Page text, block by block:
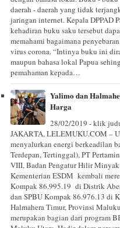
daerah - daerah yang tidak
jaringan internet. Kepala DPPAD
kehadiran buku saku tersebut
memahami bagaimana
virus corona. “Intinya buku ini
maupun bahasa lokal Papua
pemahaman kepada…
Yalimo dan
Harga
28/02/2019 - klik
JAKARTA, LELEMUKU.COM –
menyalurkan energi berkeadilan
Terdepan, Tertinggal), PT
VIII, Badan Pengatur Hilir
Kementerian ESDM kembali
Kompak 86.995.19 di Distrik
dan SPBU Kompak 86.976.13 di
Halmahera Timur, Provinsi
merupakan bagian dari program